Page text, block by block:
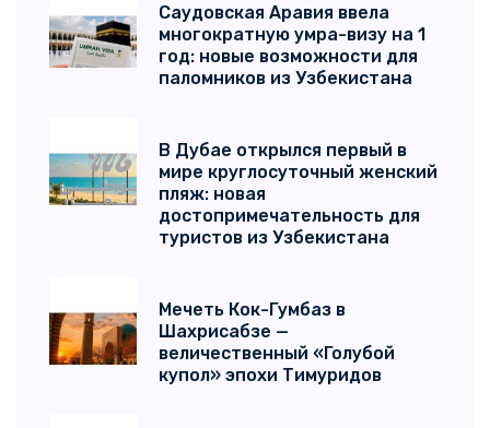
Саудовская Аравия ввела
многократную умра-визу на 1
год: новые возможности для
паломников из Узбекистана
В Дубае открылся первый в
мире круглосуточный женский
пляж: новая
достопримечательность для
туристов из Узбекистана
Мечеть Кок-Гумбаз в
Шахрисабзе —
величественный «Голубой
купол» эпохи Тимуридов